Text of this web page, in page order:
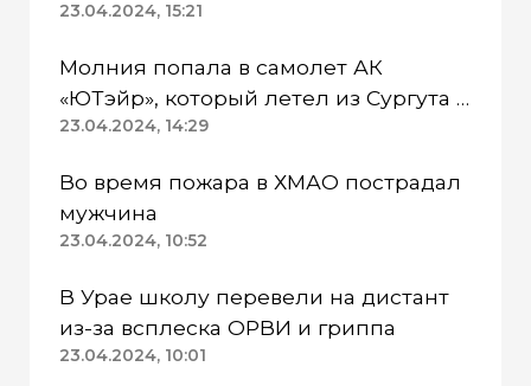
пенсионерку
23.04.2024, 15:21
Молния попала в самолет АК
«ЮТэйр», который летел из Сургута в
Омск
23.04.2024, 14:29
Во время пожара в ХМАО пострадал
мужчина
23.04.2024, 10:52
В Урае школу перевели на дистант
из-за всплеска ОРВИ и гриппа
23.04.2024, 10:01